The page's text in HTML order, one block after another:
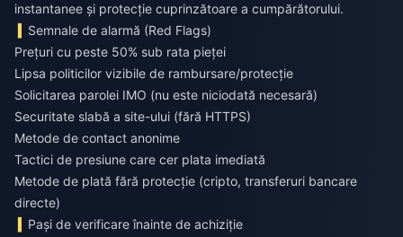
instantanee și protecție cuprinzătoare a cumpărătorului.
Semnale de alarmă (Red Flags)
Prețuri cu peste 50% sub rata pieței
Lipsa politicilor vizibile de rambursare/protecție
Solicitarea parolei IMO (nu este niciodată necesară)
Securitate slabă a site-ului (fără HTTPS)
Metode de contact anonime
Tactici de presiune care cer plata imediată
Metode de plată fără protecție (cripto, transferuri bancare
directe)
Pași de verificare înainte de achiziție